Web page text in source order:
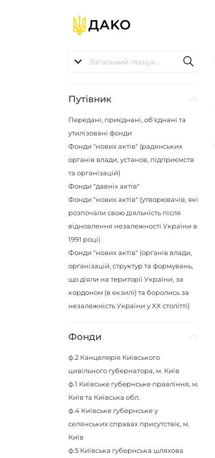
Путівник
Передані, приєднані, об'єднані та
утилізовані фонди
Фонди "нових актів" (радянських
органів влади, установ, підприємств
та організацій)
Фонди "давніх актів"
Фонди "нових актів" (утворювачів, які
розпочали свою діяльність після
відновлення незалежності України в
1991 році)
Фонди "нових актів" (органів влади,
організацій, структур та формувань,
що діяли на території України, за
кордоном (в екзилі) та боролись за
незалежність України у XX столітті)
Фонди
ф.2 Канцелярія Київського
цивільного губернатора, м. Київ
ф.1 Київське губернське правління, м.
Київ та Київська обл.
ф.4 Київське губернське у
селянських справах присутствіє, м.
Київ
ф.5 Київська губернська шляхова